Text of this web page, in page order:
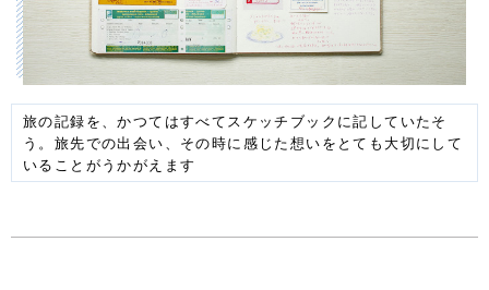
旅の記録を、かつてはすべてスケッチブックに記していたそ
う。旅先での出会い、その時に感じた想いをとても大切にして
いることがうかがえます